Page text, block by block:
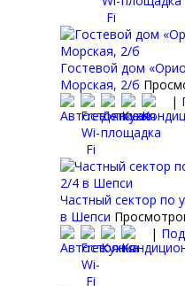
Гостевой дом
Морская, 2/б
|
Частный сектор по
в Шепси
|